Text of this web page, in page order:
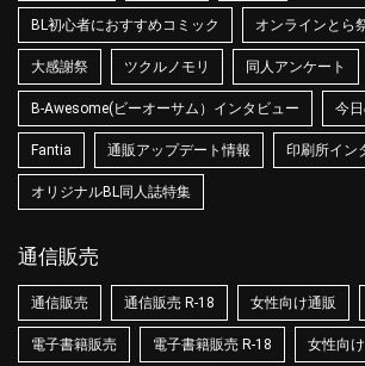
BL初心者におすすめコミック オンラインとら
大感謝祭 ツクルノモリ 同人アンケート
B-Awesome(ビーオーサム）インタビュー 今
Fantia 通販アップデート情報 印刷所イン
オリジナルBL同人誌特集
通信販売
通信販売 通信販売 R-18 女性向け通販
電子書籍販売 電子書籍販売 R-18 女性向